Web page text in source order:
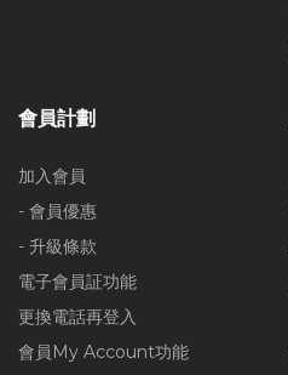
會員計劃
加入會員
- 會員優惠
- 升級條款
電子會員証功能
更換電話再登入
會員My Account功能